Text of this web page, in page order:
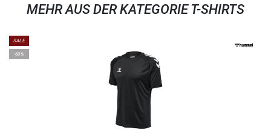
MEHR AUS DER KATEGORIE T-SHIRTS
SALE
-60%